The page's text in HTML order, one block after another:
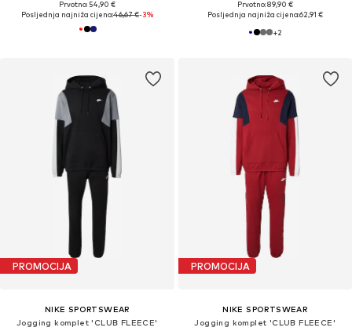
Prvotno: 54,90 €
Posljednja najniža cijena:46,67 €-3%
Prvotno: 89,90 €
Posljednja najniža cijena:62,91 €
+2
PROMOCIJA
NIKE SPORTSWEAR
Jogging komplet 'CLUB FLEECE'
PROMOCIJA
NIKE SPORTSWEAR
Jogging komplet 'CLUB FLEECE'